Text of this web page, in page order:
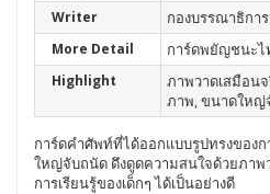
Writer กองบรรณาธิการ
More Detail การ์ดพยัญชนะไ
Highlight
ภาพวาดเสมือนจ
ภาพ, ขนาดใหญ่
การ์ดคำศัพท์ที่ได้ออกแบบรูปทรงของ
ใหญ่จับถนัด ดึงดูดความสนใจด้วยภาพ
การเรียนรู้ของเด็กๆ ได้เป็นอย่างดี